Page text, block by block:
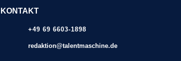
KONTAKT
+49 69 6603-1898
redaktion@talentmaschine.de